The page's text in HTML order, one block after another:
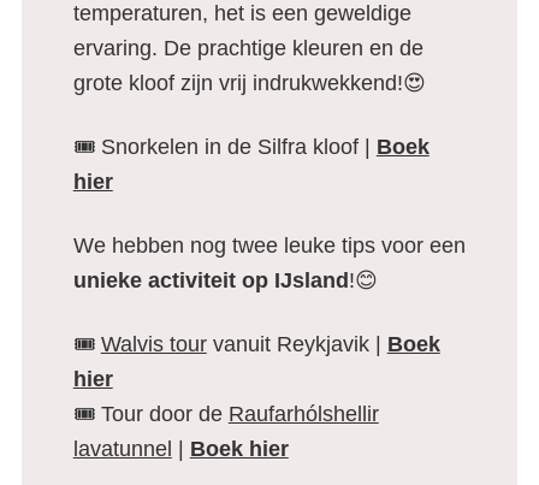
temperaturen, het is een geweldige
ervaring. De prachtige kleuren en de
grote kloof zijn vrij indrukwekkend!😍
🎟️ Snorkelen in de Silfra kloof | Boek
hier
We hebben nog twee leuke tips voor een
unieke activiteit op IJsland !😊
🎟️ Walvis tourvanuit Reykjavik | Boek
hier
🎟️ Tour door de Raufarhólshellir
lavatunnel
Boek hier